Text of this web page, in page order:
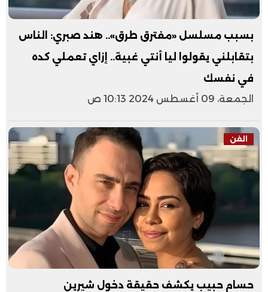
بسبب مسلسل «مفترق طرق».. هند صبري: الناس
بتقابلني يقولوا ليا أنتي غبية.. إزاي تعملي كده
في نفسك
الجمعة، 09 أغسطس 2024 10:13 ص
الفن
حسام حبيب يكشف حقيقة دخول شيرين